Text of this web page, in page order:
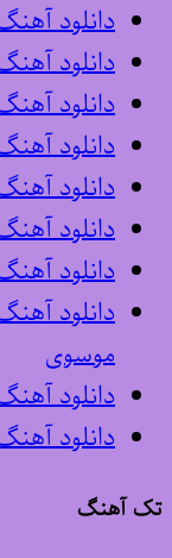
دانلود
دانلود
دانلود
دانلود
دانلود
دانلود
دانلود
دانلود
موسوی
دانلود
دانلود
تک آهنگ